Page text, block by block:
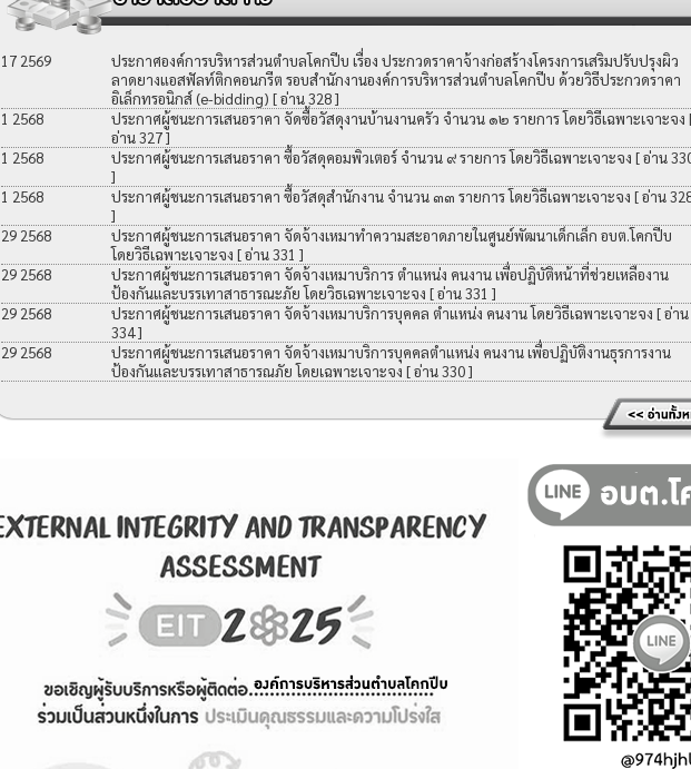
17 2569
ประกาศองค์การบริหารส่วนตำบลโคกปีบ เรื่อง ประกวดราคาจ้างก่อสร้างโครงการเสริมปรับปรุงผิว
ลาดยางแอสฟัลท์ติกคอนกรีต รอบสำนักงานองค์การบริหารส่วนตำบลโคกปีบ ด้วยวิธีประกวดราคา
อิเล็กทรอนิกส์ (e-bidding) [ อ่าน 328 ]
1 2568
ประกาศผู้ชนะการเสนอราคา จัดซื้อวัสดุงานบ้านงานครัว จำนวน ๑๒ รายการ โดยวิธีเฉพาะเจาะจง
อ่าน 327 ]
1 2568
ประกาศผู้ชนะการเสนอราคา ซื้อวัสดุคอมพิวเตอร์ จำนวน ๙ รายการ โดยวิธีเฉพาะเจาะจง [ อ่าน
]
1 2568
ประกาศผู้ชนะการเสนอราคา ซื้อวัสดุสำนักงาน จำนวน ๓๓ รายการ โดยวิธีเฉพาะเจาะจง [ อ่าน
]
29 2568
ประกาศผู้ชนะการเสนอราคา จัดจ้างเหมาทำความสะอาดภายในศูนย์พัฒนาเด็กเล็ก อบต.โคกปีบ
โดยวิธีเฉพาะเจาะจง [ อ่าน 331 ]
29 2568
ประกาศผู้ชนะการเสนอราคา จัดจ้างเหมาบริการ ตำแหน่ง คนงาน เพื่อปฏิบัติหน้าที่ช่วยเหลืองาน
ป้องกันและบรรเทาสาธารณะภัย โดยวิธเฉพาะเจาะจง [ อ่าน 331 ]
29 2568
ประกาศผู้ชนะการเสนอราคา จัดจ้างเหมาบริการบุคคล ตำแหน่ง คนงาน โดยวิธีเฉพาะเจาะจง [ อ่าน
334 ]
29 2568
ประกาศผู้ชนะการเสนอราคา จัดจ้างเหมาบริการบุคคลตำแหน่ง คนงาน เพื่อปฏิบัติงานธุรการงาน
ป้องกันและบรรเทาสาธารณภัย โดยเฉพาะเจาะจง [ อ่าน 330 ]